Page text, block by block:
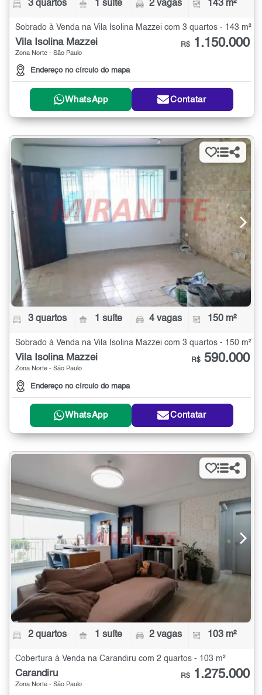
3 quartos 1 suíte 2 vagas 143 m²
Sobrado à Venda na Vila Isolina Mazzei com 3 quartos - 143 m²
Vila Isolina Mazzei
Zona Norte - São Paulo
Endereço no círculo do mapa
R$ 1.150.000
WhatsApp Contatar
3 quartos 1 suíte 4 vagas 150 m²
Sobrado à Venda na Vila Isolina Mazzei com 3 quartos - 150 m²
Vila Isolina Mazzei
Zona Norte - São Paulo
Endereço no círculo do mapa
R$ 590.000
WhatsApp Contatar
2 quartos 1 suíte 2 vagas 103 m²
Cobertura à Venda na Carandiru com 2 quartos - 103 m²
Carandiru
Zona Norte - São Paulo
R$ 1.275.000